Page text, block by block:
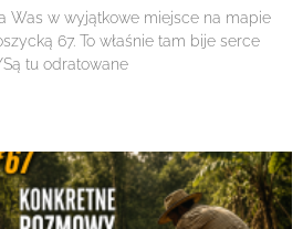
Was w wyjątkowe miejsce na mapie
67. To właśnie tam bije serce
tu odratowane